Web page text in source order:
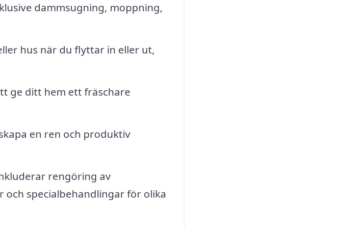
dammsugning, moppning,
hus när du flyttar in eller ut,
ge ditt hem ett fräschare
en ren och produktiv
rengöring av
specialbehandlingar för olika